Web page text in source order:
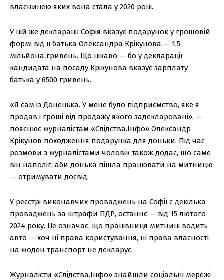
власницею яких вона стала у 2020 році.
У цій же декларації Софія вказує подарунок у грошовій
формі від її батька Олександра Крікунова — 1,5
мільйона гривень. Що цікаво — бо у декларації
кандидата на посаду Крікунова вказує зарплату
батька у 6500 гривень.
«Я сам із Донецька. У мене було підприємство, яке я
продав і гроші від продажу якого задекларовані», —
пояснює журналістам «Слідства.Інфо» Олександр
Крікунов походження подарунка для доньки. Під час
розмови з журналістами чоловік також додає, що саме
він наполіг, аби донька пішла працювати на митницю
— отримувати досвід.
У реєстрі виконавчих проваджень на Софії є декілька
проваджень за штрафи ПДР, останнє — від 15 лютого
2024 року. Це означає, що працівниця митниці водить
авто — хоч ні права користування, ні права власності
на жоден транспорт не декларує.
Журналісти «Слідства.Інфо» знайшли соціальні мережі